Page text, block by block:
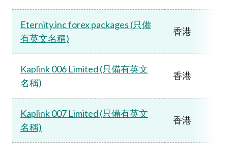
Eternity.inc forex packages (只備
有英文名稱)
香港
Kaplink 006 Limited (只備有英文
名稱)
香港
Kaplink 007 Limited (只備有英文
名稱)
香港